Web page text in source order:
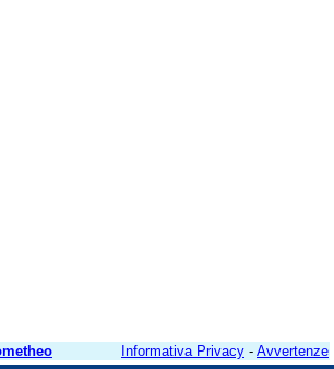
Informativa Privacy - Avvertenze